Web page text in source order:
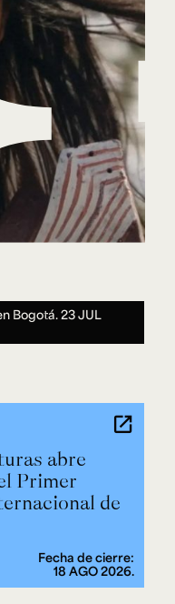
Bogotá.23 JUL
abre
Primer
de
Fecha de cierre:
18 AGO 2026.